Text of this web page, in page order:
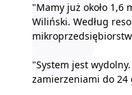
"Mamy już około 1,6
Wiliński. Według
"System jest
zamierzeniami do 24